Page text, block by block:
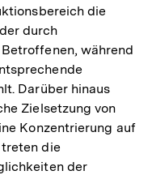
Auflösung
Fußnote
die
durch
während
Darüber hinaus
Zielsetzung von
Konzentrierung auf
die
der